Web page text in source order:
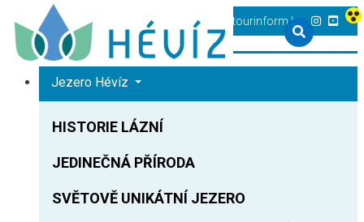
+36 83 540 131 heviz@tourinform.hu
Jezero Hévíz
HISTORIE LÁZNÍ
JEDINEČNÁ PŘÍRODA
SVĚTOVĚ UNIKÁTNÍ JEZERO